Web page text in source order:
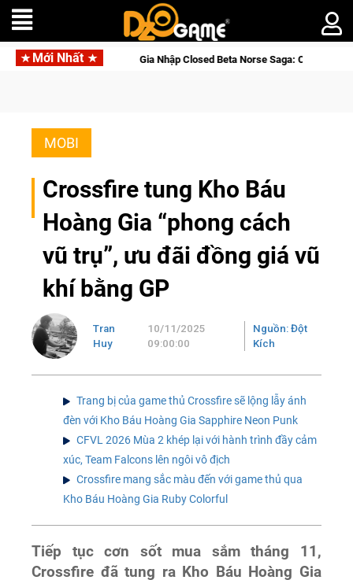
Mới Nhất
Gia Nhập Closed Beta Norse Saga: Cửu Giới Thức Tỉnh, Săn DJI
MOBI
Crossfire tung Kho Báu
Hoàng Gia “phong cách
vũ trụ”, ưu đãi đồng giá vũ
khí bằng GP
Tran
Huy
10/11/2025
09:00:00
Nguồn: Đột
Kích
Trang bị của game thủ Crossfire sẽ lộng lẫy ánh
đèn với Kho Báu Hoàng Gia Sapphire Neon Punk
CFVL 2026 Mùa 2 khép lại với hành trình đầy cảm
xúc, Team Falcons lên ngôi vô địch
Crossfire mang sắc màu đến với game thủ qua
Kho Báu Hoàng Gia Ruby Colorful
Tiếp tục cơn sốt mua sắm tháng 11,
Crossfire đã tung ra Kho Báu Hoàng Gia